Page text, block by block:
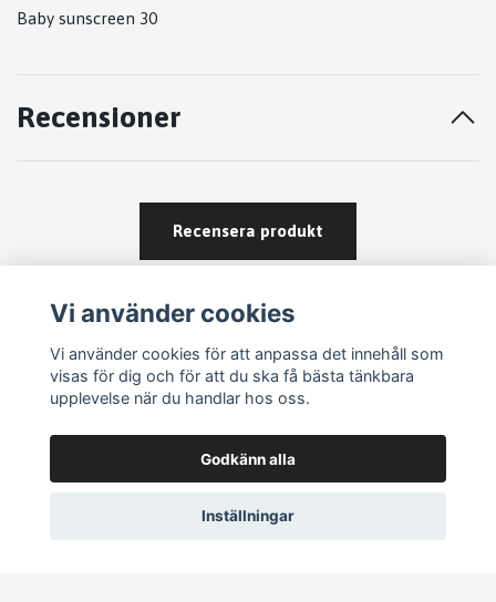
Baby sunscreen 30
Recensioner
Recensera produkt
Om köp och returer
Vi använder cookies
Vi använder cookies för att anpassa det innehåll som
visas för dig och för att du ska få bästa tänkbara
upplevelse när du handlar hos oss.
Godkänn alla
Inställningar